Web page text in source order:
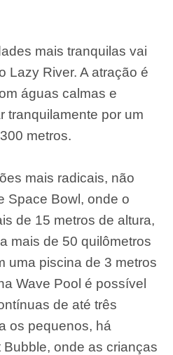
mais tranquilas vai
Lazy River. A atração é
águas calmas e
tranquilamente por um
metros.
mais radicais, não
Space Bowl, onde o
de 15 metros de altura,
mais de 50 quilômetros
uma piscina de 3 metros
Wave Pool é possível
de até três
os pequenos, há
onde as crianças